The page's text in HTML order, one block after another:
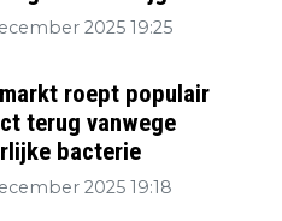
2025 19:25
roept populair
terug vanwege
bacterie
2025 19:18